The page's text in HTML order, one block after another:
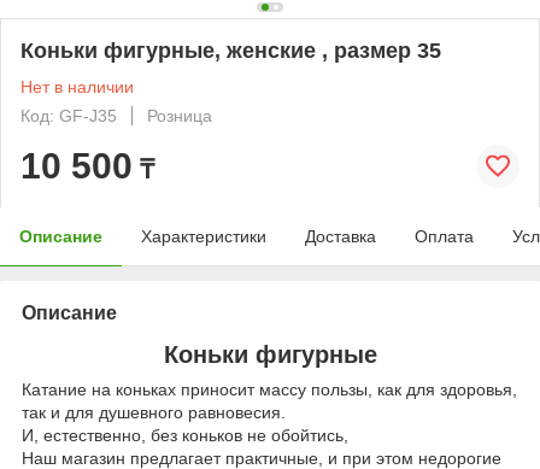
Коньки фигурные, женские , размер 35
Нет в наличии
Код: GF-J35
Розница
10 500 ₸
Описание Характеристики Доставка Оплата
Описание
Коньки фигурные
Катание на коньках приносит массу пользы, как для здоровья,
так и для душевного равновесия.
И, естественно, без коньков не обойтись,
Наш магазин предлагает практичные, и при этом недорогие